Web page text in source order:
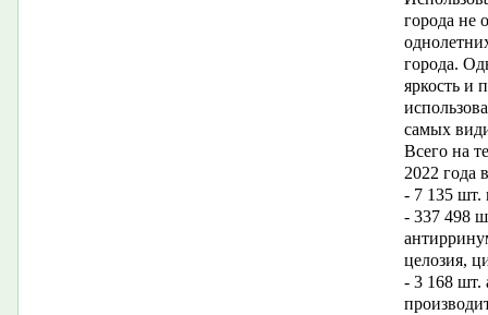
города не
города.
яркость и
самых
Всего на
2022 года
- 7 135 шт.
- 337 498
целозия,
- 3 168 шт.